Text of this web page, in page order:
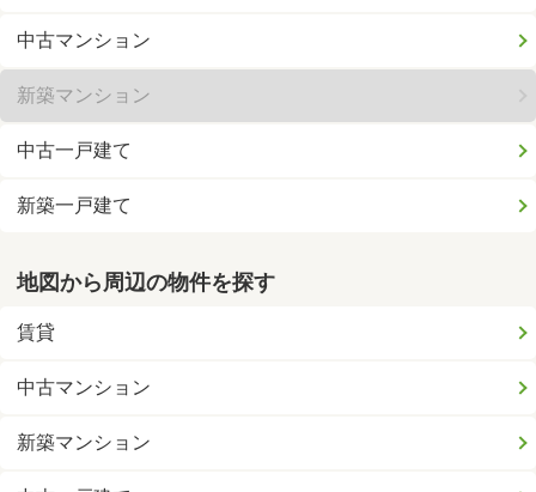
中古マンション
新築マンション
中古一戸建て
新築一戸建て
地図から周辺の物件を探す
賃貸
中古マンション
新築マンション